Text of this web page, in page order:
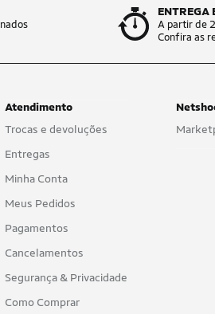
ENTREGA
A partir de
Confira as
Atendimento
Trocas e devoluções
Entregas
Minha Conta
Meus Pedidos
Pagamentos
Cancelamentos
Segurança & Privacidade
Como Comprar